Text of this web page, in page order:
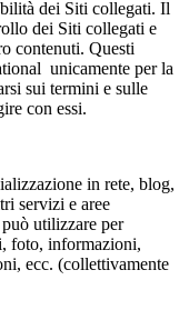
dei Siti collegati. Il
dei Siti collegati e
contenuti. Questi
unicamente per la
sui termini e sulle
con essi.
in rete, blog,
servizi e aree
utilizzare per
foto, informazioni,
ecc. (collettivamente